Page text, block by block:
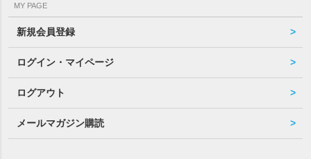
MY PAGE
新規会員登録
ログイン・マイページ
ログアウト
メールマガジン購読